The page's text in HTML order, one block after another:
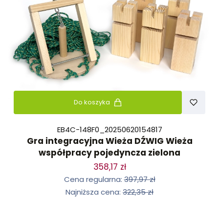
Do koszyka
EB4C-148F0_20250620154817
Gra integracyjna Wieża DŹWIG Wieża
współpracy pojedyncza zielona
358,17 zł
Cena regularna: 397,97 zł
Najniższa cena: 322,35 zł